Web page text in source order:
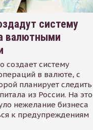
систему
валютными
создает систему
в валюте, с
планирует следить
из России. На это
нежелание бизнеса
к предупреждениям